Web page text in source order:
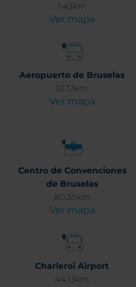
1.43km
Ver mapa
Aeropuerto de Bruselas
10.17km
Ver mapa
Centro de Convenciones
de Bruselas
80.35km
Ver mapa
Charleroi Airport
44.13km